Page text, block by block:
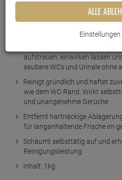
aufstreuen, einwirken lassen
saubere WCs und Urinale ohne
Reinigt gründlich und haftet
wie dem WC-Rand. Wirkt
und unangenehme Gerüche
Entfernt hartnäckige
für langanhaltende Frische im
Schäumt selbsttätig auf und
Reinigungsleistung
Inhalt: 1kg
ALLE